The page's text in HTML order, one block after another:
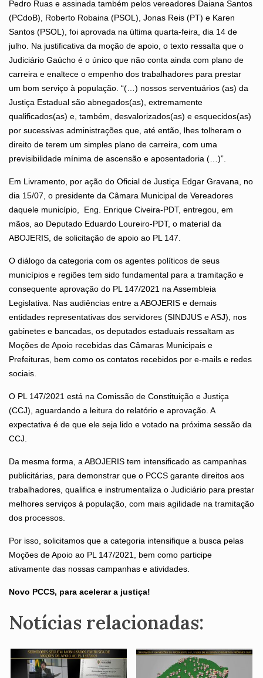
Pedro Ruas e assinada também pelos vereadores Daiana Santos
(PCdoB), Roberto Robaina (PSOL), Jonas Reis (PT) e Karen
Santos (PSOL), foi aprovada na última quarta-feira, dia 14 de
julho. Na justificativa da moção de apoio, o texto ressalta que o
Judiciário Gaúcho é o único que não conta ainda com plano de
carreira e enaltece o empenho dos trabalhadores para prestar
um bom serviço à população. “(…) nossos serventuários (as) da
Justiça Estadual são abnegados(as), extremamente
qualificados(as) e, também, desvalorizados(as) e esquecidos(as)
por sucessivas administrações que, até então, lhes tolheram o
direito de terem um simples plano de carreira, com uma
previsibilidade mínima de ascensão e aposentadoria (…)”.
Em Livramento, por ação do Oficial de Justiça Edgar Gravana, no
dia 15/07, o presidente da Câmara Municipal de Vereadores
daquele município, Eng. Enrique Civeira-PDT, entregou, em
mãos, ao Deputado Eduardo Loureiro-PDT, o material da
ABOJERIS, de solicitação de apoio ao PL 147.
O diálogo da categoria com os agentes políticos de seus
municípios e regiões tem sido fundamental para a tramitação e
consequente aprovação do PL 147/2021 na Assembleia
Legislativa. Nas audiências entre a ABOJERIS e demais
entidades representativas dos servidores (SINDJUS e ASJ), nos
gabinetes e bancadas, os deputados estaduais ressaltam as
Moções de Apoio recebidas das Câmaras Municipais e
Prefeituras, bem como os contatos recebidos por e-mails e redes
sociais.
O PL 147/2021 está na Comissão de Constituição e Justiça
(CCJ), aguardando a leitura do relatório e aprovação. A
expectativa é de que ele seja lido e votado na próxima sessão da
CCJ.
Da mesma forma, a ABOJERIS tem intensificado as campanhas
publicitárias, para demonstrar que o PCCS garante direitos aos
trabalhadores, qualifica e instrumentaliza o Judiciário para prestar
melhores serviços à população, com mais agilidade na tramitação
dos processos.
Por isso, solicitamos que a categoria intensifique a busca pelas
Moções de Apoio ao PL 147/2021, bem como participe
ativamente das nossas campanhas e atividades.
Novo PCCS, para acelerar a justiça!
Notícias relacionadas: